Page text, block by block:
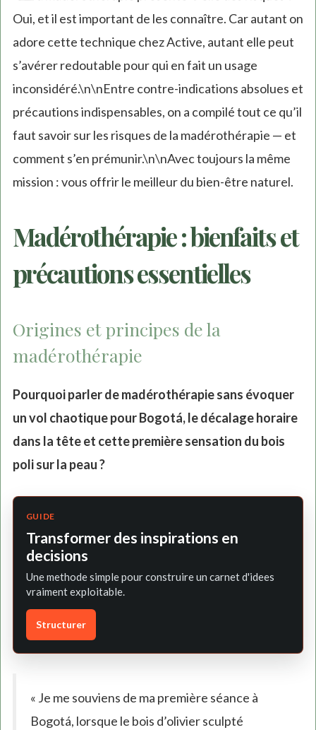
Oui, et il est important de les connaître. Car autant on
adore cette technique chez Active, autant elle peut
s’avérer redoutable pour qui en fait un usage
inconsidéré.\n\nEntre contre-indications absolues et
précautions indispensables, on a compilé tout ce qu’il
faut savoir sur les risques de la madérothérapie — et
comment s’en prémunir.\n\nAvec toujours la même
mission : vous offrir le meilleur du bien-être naturel.
Madérothérapie : bienfaits et
précautions essentielles
Origines et principes de la
madérothérapie
Pourquoi parler de madérothérapie sans évoquer
un vol chaotique pour Bogotá, le décalage horaire
dans la tête et cette première sensation du bois
poli sur la peau ?
GUIDE
Transformer des inspirations en
decisions
Une methode simple pour construire un carnet d'idees
vraiment exploitable.
Structurer
« Je me souviens de ma première séance à
Bogotá, lorsque le bois d’olivier sculpté